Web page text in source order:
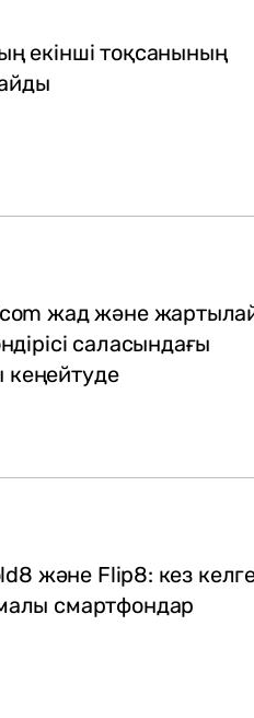
екінші тоқсанының
жад және
саласындағы
кеңейтуде
және Flip8: кез
смартфондар